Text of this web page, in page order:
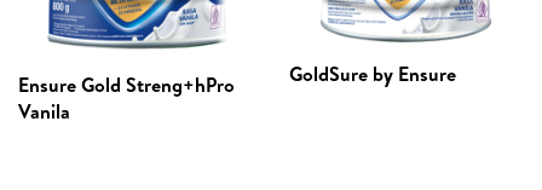
Ensure Gold Streng+hPro
Vanila
GoldSure by Ensure